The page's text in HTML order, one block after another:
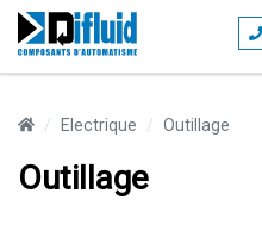
Electrique Outillage
Outillage